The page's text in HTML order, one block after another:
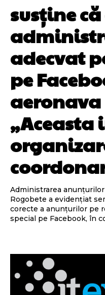
susține
adecvat
pe
aeronava
„Aceasta
Administrarea
Rogobete a evidențiat
corecte a anunțurilor pe
special pe Facebook, în